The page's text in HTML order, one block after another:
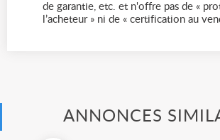
de garantie, etc. et n'offre pas de «
l’acheteur » ni de « certification au
ANNONCES